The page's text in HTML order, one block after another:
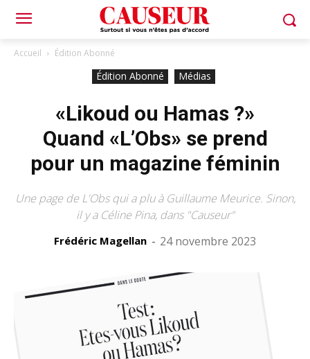
Accueil Édition Abonné
Édition Abonné Médias
«Likoud ou Hamas ?»
Quand «L’Obs» se prend
pour un magazine féminin
Une page de L'Obs qui a plu à Guillaume Meurice. Sinon,
il y a Céline Pina, dans "Causeur"
Frédéric Magellan - 24 novembre 2023